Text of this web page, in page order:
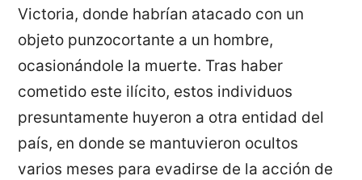
Victoria, donde habrían atacado con un
objeto punzocortante a un hombre,
ocasionándole la muerte. Tras haber
cometido este ilícito, estos individuos
presuntamente huyeron a otra entidad del
país, en donde se mantuvieron ocultos
varios meses para evadirse de la acción de